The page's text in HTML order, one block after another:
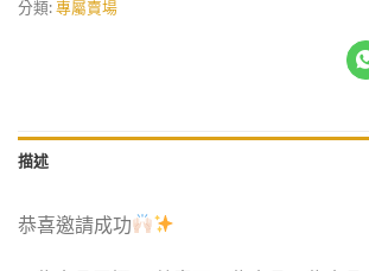
分類:專屬賣場
描述
恭喜邀請成功